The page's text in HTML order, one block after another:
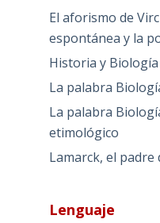
El aforismo de
espontánea y la
Historia y Biología
La palabra
La palabra
etimológico
Lamarck, el padre
Lenguaje